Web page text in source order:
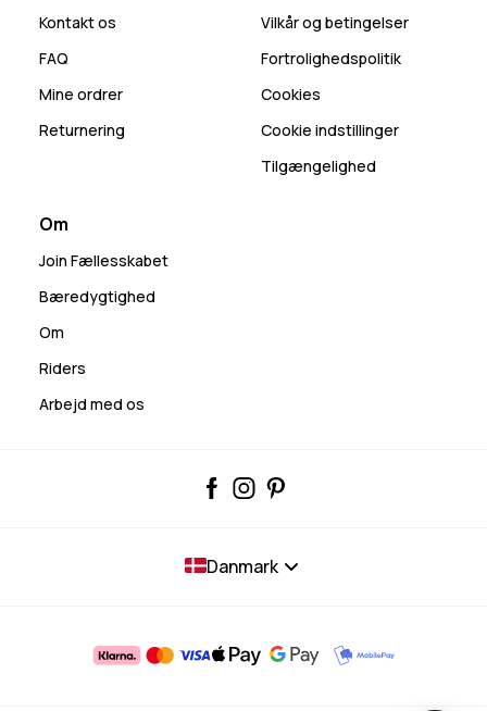
Kontakt os
FAQ
Mine ordrer
Returnering
Vilkår og betingelser
Fortrolighedspolitik
Cookies
Cookie indstillinger
Tilgængelighed
Om
Join Fællesskabet
Bæredygtighed
Om
Riders
Arbejd med os
Danmark